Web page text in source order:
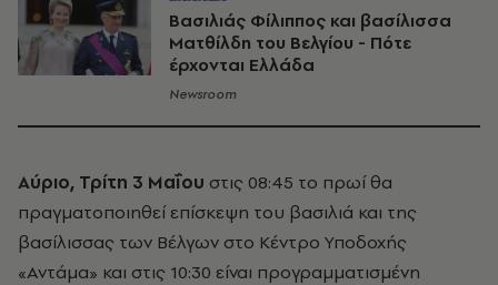
Βασιλιάς Φίλιππος και βασίλισσα
Ματθίλδη του Βελγίου - Πότε
έρχονται Ελλάδα
Newsroom
Αύριο, Τρίτη 3 Μαΐου στις 08:45 το πρωί θα
πραγματοποιηθεί επίσκεψη του βασιλιά και της
βασίλισσας των Βέλγων στο Κέντρο Υποδοχής
«Αντάμα» και στις 10:30 είναι προγραμματισμένη